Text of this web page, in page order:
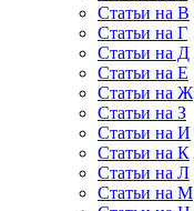
Статьи на В
Статьи на Г
Статьи на Д
Статьи на Е
Статьи на Ж
Статьи на З
Статьи на И
Статьи на К
Статьи на Л
Статьи на М